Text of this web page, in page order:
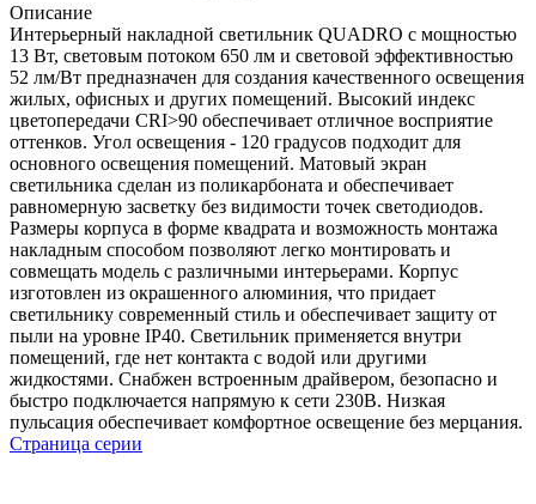
Описание
Интерьерный накладной светильник QUADRO с мощностью
13 Вт, световым потоком 650 лм и световой эффективностью
52 лм/Вт предназначен для создания качественного освещения
жилых, офисных и других помещений. Высокий индекс
цветопередачи CRI>90 обеспечивает отличное восприятие
оттенков. Угол освещения - 120 градусов подходит для
основного освещения помещений. Матовый экран
светильника сделан из поликарбоната и обеспечивает
равномерную засветку без видимости точек светодиодов.
Размеры корпуса в форме квадрата и возможность монтажа
накладным способом позволяют легко монтировать и
совмещать модель с различными интерьерами. Корпус
изготовлен из окрашенного алюминия, что придает
светильнику современный стиль и обеспечивает защиту от
пыли на уровне IP40. Светильник применяется внутри
помещений, где нет контакта с водой или другими
жидкостями. Снабжен встроенным драйвером, безопасно и
быстро подключается напрямую к сети 230В. Низкая
пульсация обеспечивает комфортное освещение без мерцания.
Страница серии